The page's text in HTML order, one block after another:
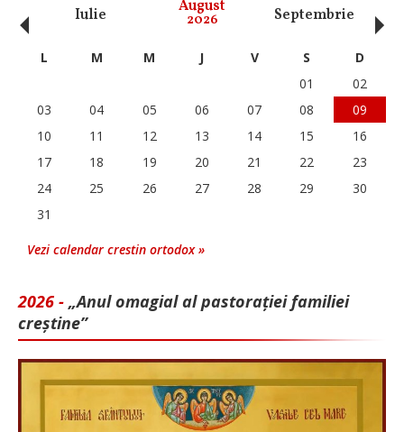
Iulie August
2026 Septembrie
‹ L M M J V S
D
01
02
03
04 05 06 07 08
09
10
11 12 13 14 15
16
17
18 19 20 21 22
23
24
25 26 27 28 29
30
31
Vezi calendar crestin ortodox »
2026 - „Anul omagial al pastorației familiei
creștine”